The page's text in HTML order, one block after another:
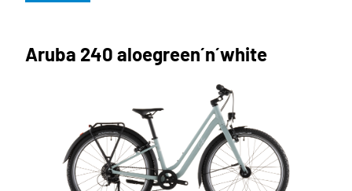
Aruba 240 aloegreen´n´white